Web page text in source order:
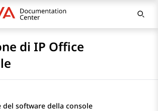
di IP Office
del software della console